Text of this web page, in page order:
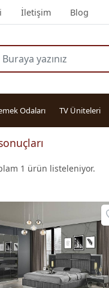
İletişim Blog
Odaları TV Üniteleri
1 ürün listeleniyor.